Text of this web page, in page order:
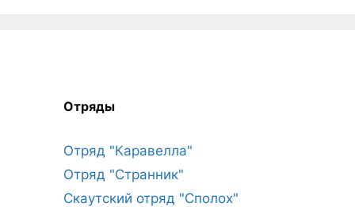
Отряды
Отряд "Каравелла"
Отряд "Странник"
Скаутский отряд "Сполох"